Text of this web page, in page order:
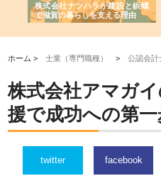
株式会社ナツハラが建設と鋲螺
で滋賀の暮らしを支える理由
ホーム >士業（専門職種） >公認会計
株式会社アマガ
援で成功への第
twitter facebook